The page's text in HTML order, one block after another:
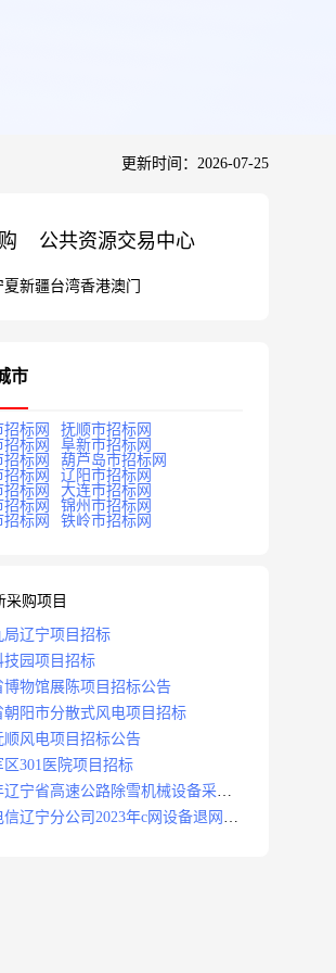
更新时间：2026-07-25
公共资源交易中心
夏新疆台湾香港澳门
市
招标网
抚顺市招标网
标网
阜新市招标网
标网
葫芦岛市招标网
标网
辽阳市招标网
标网
大连市招标网
标网
锦州市招标网
标网
铁岭市招标网
采购项目
局辽宁项目招标
技园项目招标
博物馆展陈项目招标公告
朝阳市分散式风电项目招标
顺风电项目招标公告
区301医院项目招标
辽宁省高速公路除雪机械设备采购
标招标公告
信辽宁分公司2023年c网设备退网拆